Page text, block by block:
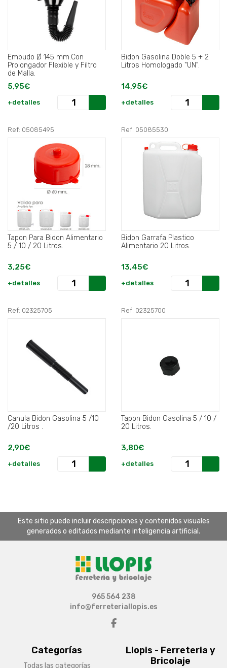
Embudo Ø 145 mm.Con
Prolongador Flexible y Filtro
de Malla.
5,95€
+detalles
Bidon Gasolina Doble 5 + 2
Litros Homologado "UN".
14,95€
+detalles
Ref: 05085495
Tapon Para Bidon Alimentario
5 / 10 / 20 Litros.
3,25€
+detalles
Ref: 05085530
Bidon Garrafa Plastico
Alimentario 20 Litros.
13,45€
+detalles
Ref: 02325705
Canula Bidon Gasolina 5 /10
/20 Litros .
2,90€
+detalles
Ref: 02325700
Tapon Bidon Gasolina 5 / 10 /
20 Litros.
3,80€
+detalles
Este sitio puede incluir descripciones y contenidos visuales
generados o editados mediante inteligencia artificial.
Categorías
Todas las categorías
Llopis - Ferreteria y
Bricolaje
965 564 238
info@ferreteriallopis.es